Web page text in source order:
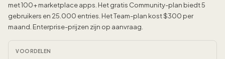
met 100+ marketplace apps. Het gratis Community-plan biedt 5
gebruikers en 25.000 entries. Het Team-plan kost $300 per
maand. Enterprise-prijzen zijn op aanvraag.
VOORDELEN